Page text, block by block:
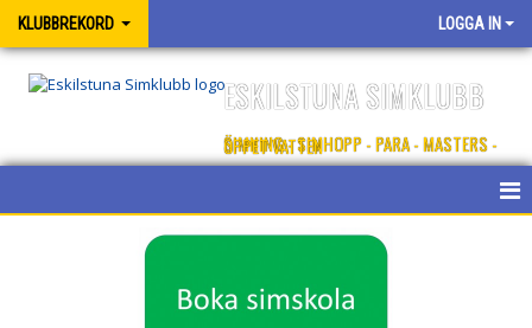
KLUBBREKORD LOGGA IN
ESKILSTUNA SIMKLUBB
SIMNING - SIMHOPP - PARA - MASTERS - ÖPPET VATTEN